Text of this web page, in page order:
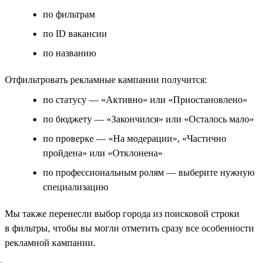
по фильтрам
по ID вакансии
по названию
Отфильтровать рекламные кампании получится:
по статусу — «Активно» или «Приостановлено»
по бюджету — «Закончился» или «Осталось мало»
по проверке — «На модерации», «Частично
пройдена» или «Отклонена»
по профессиональным ролям — выберите нужную
специализацию
Мы также перенесли выбор города из поисковой строки
в фильтры, чтобы вы могли отметить сразу все особенности
рекламной кампании.